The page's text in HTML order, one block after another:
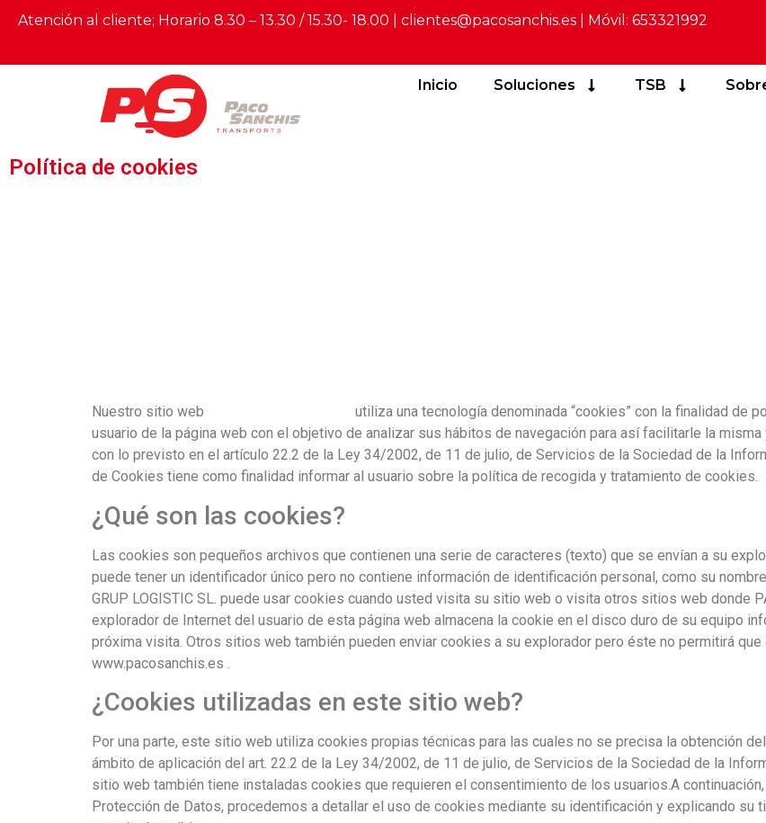
Atención al cliente; Horario 8.30 – 13.30 / 15.30- 18.00 | clientes@pacosanchis.es | Móvil: 653321992
Inicio Soluciones TSB
Política de cookies
Nuestro sitio web
utiliza una tecnología denominada “cookies” con la finalidad de
usuario de la página web con el objetivo de analizar sus hábitos de navegación para así facilitarle la
con lo previsto en el artículo 22.2 de la Ley 34/2002, de 11 de julio, de Servicios de la Sociedad de la
de Cookies tiene como finalidad informar al usuario sobre la política de recogida y tratamiento de cookies.
¿Qué son las cookies?
Las cookies son pequeños archivos que contienen una serie de caracteres (texto) que se envían a su
puede tener un identificador único pero no contiene información de identificación personal, como su
GRUP LOGISTIC SL. puede usar cookies cuando usted visita su sitio web o visita otros sitios web donde
explorador de Internet del usuario de esta página web almacena la cookie en el disco duro de su equipo
próxima visita. Otros sitios web también pueden enviar cookies a su explorador pero éste no permitirá
www.pacosanchis.es .
¿Cookies utilizadas en este sitio web?
Por una parte, este sitio web utiliza cookies propias técnicas para las cuales no se precisa la obtención
ámbito de aplicación del art. 22.2 de la Ley 34/2002, de 11 de julio, de Servicios de la Sociedad de la
sitio web también tiene instaladas cookies que requieren el consentimiento de los usuarios.A
Protección de Datos, procedemos a detallar el uso de cookies mediante su identificación y explicando su